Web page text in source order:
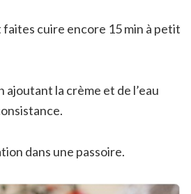
faites cuire encore 15 min à petit
ajoutant la crème et de l’eau
dans une passoire.